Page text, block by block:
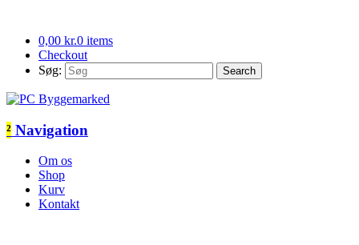
0,00 kr.0 items
Checkout
Søg:
² Navigation
Om os
Shop
Kurv
Kontakt